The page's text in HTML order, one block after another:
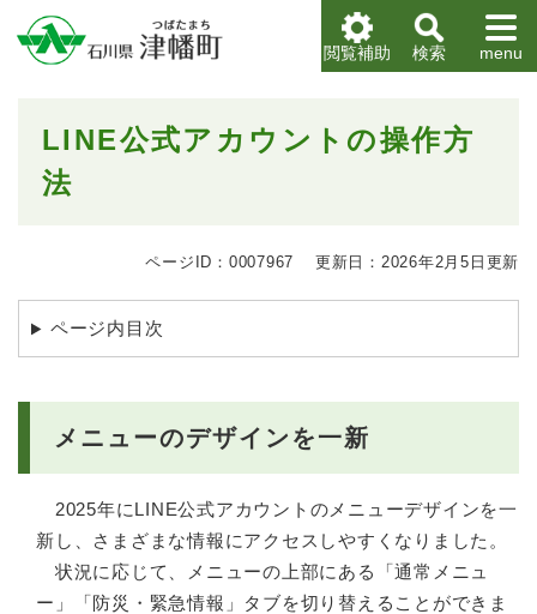
メニューを飛ばして本文へ
閲覧補助
検索 menu
LINE公式アカウントの操作方
法
ページID：0007967 更新日：2026年2月5日更新
ページ内目次
メニューのデザインを一新
2025年にLINE公式アカウントのメニューデザインを一
新し、さまざまな情報にアクセスしやすくなりました。
状況に応じて、メニューの上部にある「通常メニュ
ー」「防災・緊急情報」タブを切り替えることができま